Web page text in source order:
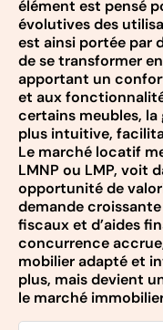
élément est pensé
évolutives des
est ainsi portée par
de se transformer
apportant un
et aux
certains meubles,
plus intuitive,
Le marché locatif
LMNP ou LMP, voit
opportunité de
demande
fiscaux et d’aides
concurrence
mobilier adapté et
plus, mais devient
le marché